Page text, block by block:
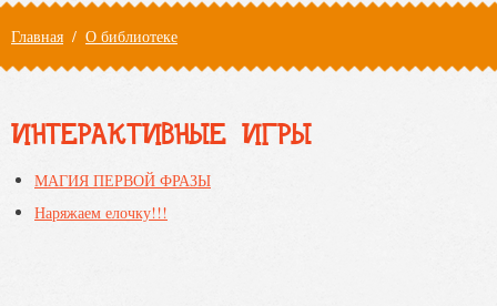
Вы здесь
Главная / О библиотеке
ИНТЕРАКТИВНЫЕ ИГРЫ
МАГИЯ ПЕРВОЙ ФРАЗЫ
Наряжаем елочку!!!